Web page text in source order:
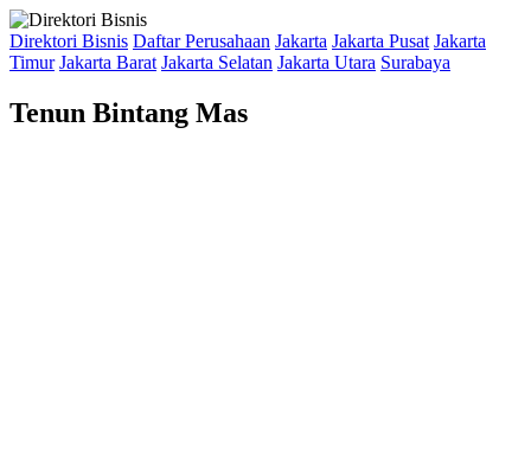
Direktori Bisnis Daftar Perusahaan Jakarta Jakarta Pusat Jakarta
Timur Jakarta Barat Jakarta Selatan Jakarta Utara Surabaya
Tenun Bintang Mas